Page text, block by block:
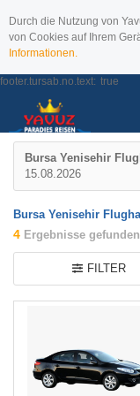
Durch die Nutzung von
von Cookies auf Ihrem
Informationen.
footer.tursab.no.text: true
Bursa Yenisehir
15.08.2026
Bursa Yenisehir
4 Ergebnisse
FILTER